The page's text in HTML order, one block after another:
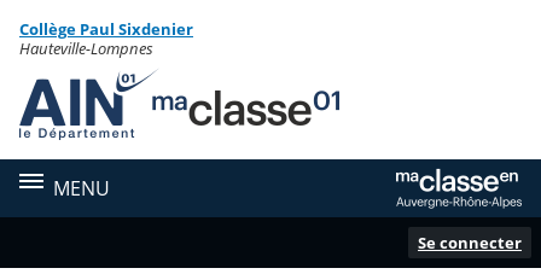
Menu de la rubrique
Contenu
Collège Paul Sixdenier
Hauteville-Lompnes
MENU
Se connecter